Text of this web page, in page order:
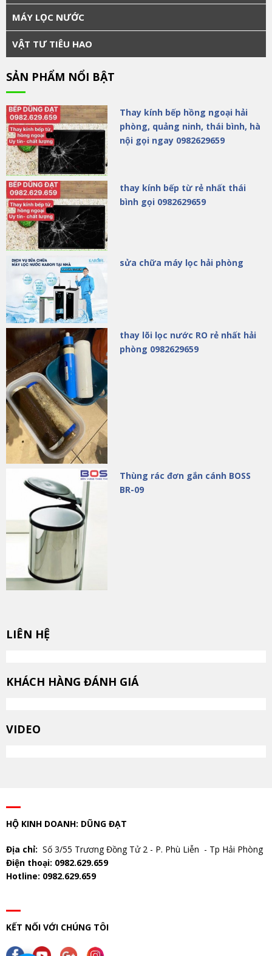
MÁY LỌC NƯỚC
VẬT TƯ TIÊU HAO
SẢN PHẨM NỔI BẬT
Thay kính bếp hồng ngoại hải
phòng, quảng ninh, thái bình, hà
nội gọi ngay 0982629659
thay kính bếp từ rẻ nhất thái
bình gọi 0982629659
sửa chữa máy lọc hải phòng
thay lõi lọc nước RO rẻ nhất hải
phòng 0982629659
Thùng rác đơn gắn cánh BOSS
BR-09
LIÊN HỆ
KHÁCH HÀNG ĐÁNH GIÁ
VIDEO
HỘ KINH DOANH: DŨNG ĐẠT
Địa chỉ: Số 3/55 Trương Đồng Tử 2 - P. Phù Liễn - Tp Hải Phòng
Điện thoại: 0982.629.659
Hotline: 0982.629.659
KẾT NỐI VỚI CHÚNG TÔI